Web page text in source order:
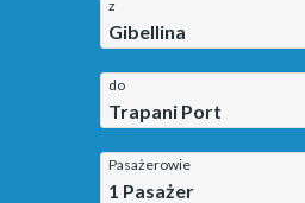
z
Gibellina
do
Trapani Port
Pasażerowie
1 Pasażer